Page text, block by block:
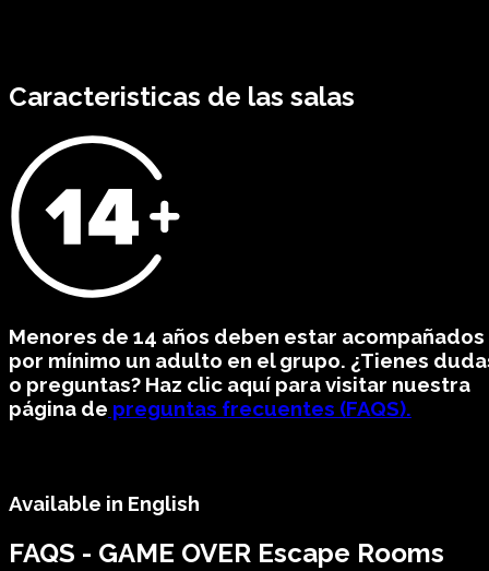
Caracteristicas de las salas
Menores de 14 años deben estar acompañados
por mínimo un adulto en el grupo. ¿Tienes
o preguntas? Haz clic aquí para visitar nuestra
página de preguntas frecuentes (FAQS).
Available in English
FAQS - GAME OVER Escape Rooms